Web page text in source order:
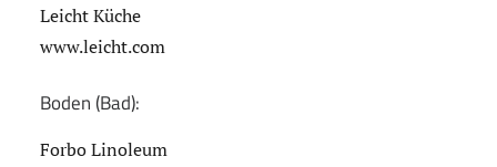
Leicht Küche
www.leicht.com
Boden (Bad):
Forbo Linoleum